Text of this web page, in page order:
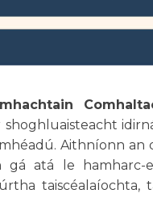
Aithníonn an
atá le hamharc-
taiscéalaíochta,